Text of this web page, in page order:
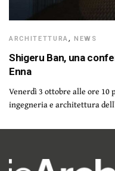
ARCHITETTURA,NEWS
Shigeru Ban, una
Enna
Venerdì 3 ottobre alle ore 10
ingegneria e architettura